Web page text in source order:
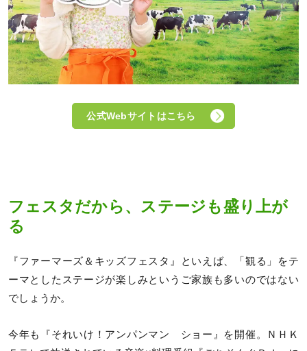
公式Webサイトはこちら
フェスタだから、ステージも盛り上が
る
『ファーマーズ＆キッズフェスタ』といえば、「観る」をテ
ーマとしたステージが楽しみというご家族も多いのではない
でしょうか。
今年も『それいけ！アンパンマン ショー』を開催。ＮＨＫ